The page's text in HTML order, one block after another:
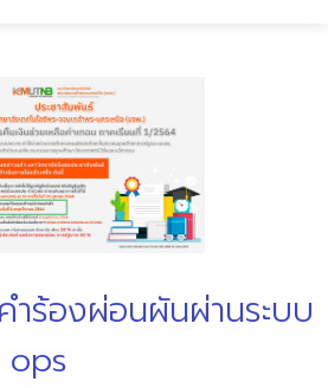
ร้องผ่อนผันผ่านระบบ
ops